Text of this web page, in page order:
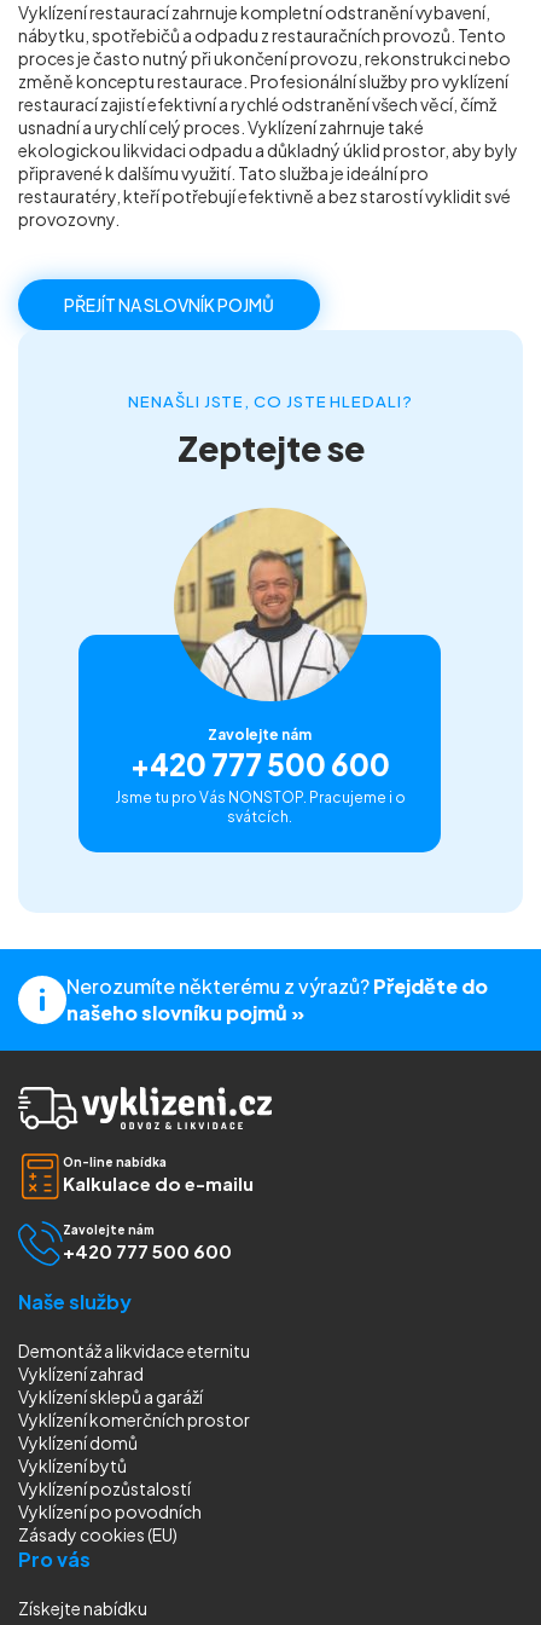
Příprava nemovitostí na prodej
Reference
Kontakt
Vyklízení restaurací zahrnuje kompletní odstranění vybavení,
nábytku, spotřebičů a odpadu z restauračních provozů. Tento
proces je často nutný při ukončení provozu, rekonstrukci nebo
změně konceptu restaurace. Profesionální služby pro vyklízení
restaurací zajistí efektivní a rychlé odstranění všech věcí, čímž
usnadní a urychlí celý proces. Vyklízení zahrnuje také
ekologickou likvidaci odpadu a důkladný úklid prostor, aby byly
připravené k dalšímu využití. Tato služba je ideální pro
restauratéry, kteří potřebují efektivně a bez starostí vyklidit své
provozovny.
PŘEJÍT NA SLOVNÍK POJMŮ
NENAŠLI JSTE, CO JSTE HLEDALI?
Zeptejte se
Zavolejte nám
+420 777 500 600
Jsme tu pro Vás NONSTOP. Pracujeme i o
svátcích.
Nerozumíte některému z výrazů?Přejděte do
našeho slovníku pojmů »
On-line nabídka
Kalkulace do e-mailu
Zavolejte nám
+420 777 500 600
Naše služby
Demontáž a likvidace eternitu
Vyklízení zahrad
Vyklízení sklepů a garáží
Vyklízení komerčních prostor
Vyklízení domů
Vyklízení bytů
Vyklízení pozůstalostí
Vyklízenípo povodních
Zásady cookies (EU)
Pro vás
Získejte nabídku